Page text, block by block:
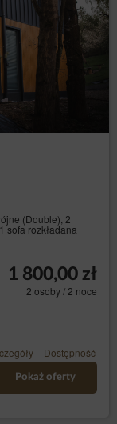
e-mail
wraz ze
w
Usługi,
przyjęcia i
wraz z
upływu terminu
wskazanym
rezerwacji i
Umowy
terminu
oraz
trzecim.
wiadomości
rezerwacji w
możliwe poprzez
z Obsługą.
automatyczne,
(Double), 2
sofa rozkładana
1 800,00 zł
2 osoby / 2 noce
Dostępność
Pokaż oferty